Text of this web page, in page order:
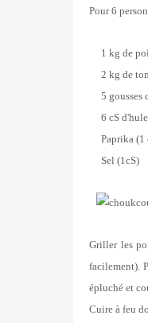
Pour 6
1 kg de
2 kg de
5 gousses
6 cS d'hule
Paprika (1
Sel (1cS)
Griller les
facilement).
épluché et
Cuire à feu